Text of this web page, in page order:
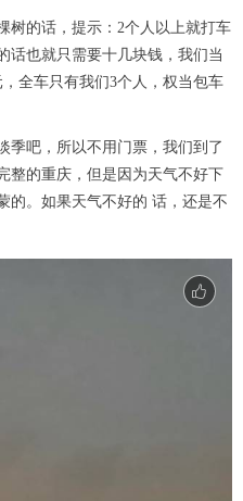
树的话，提示：2个人以上就打车
话也就只需要十几块钱，我们当
全车只有我们3个人，权当包车
季吧，所以不用门票，我们到了
整的重庆，但是因为天气不好下
的。如果天气不好的 话，还是不